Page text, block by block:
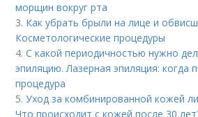
морщин вокруг рта
3. Как убрать брыли на лице и
Косметологические процедуры
4.С какой периодичностью нужно
эпиляцию. Лазерная эпиляция: когда
процедура
5.Уход за комбинированной кожей
Что происходит с кожей после 30